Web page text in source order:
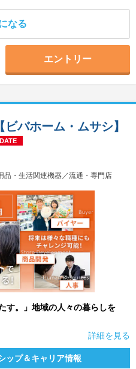
なる
エントリー
品・生活関連機器／流通・専門店
バホーム・ムサシ】
す。」地域の人々の暮らしを
詳細を見る
ップ＆キャリア情報